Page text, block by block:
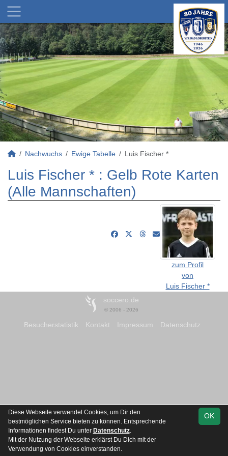
Nachwuchs Ewige Tabelle Luis Fischer *
Luis Fischer * : Gelb Rote Karten
(Alle Mannschaften)
zum Profil
von
Luis Fischer *
soccero.de
© 2006 - 2026
Besucherstatistik Kontakt Impressum Datenschutz
OK
Diese Webseite verwendet Cookies, um Dir den
bestmöglichen Service bieten zu können. Entsprechende
Informationen findest Du unter Datenschutz.
Mit der Nutzung der Webseite erklärst Du Dich mit der
Verwendung von Cookies einverstanden.